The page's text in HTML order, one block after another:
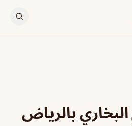
بالرياض